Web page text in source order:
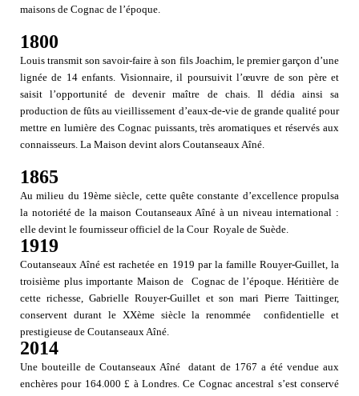
maisons de Cognac de l’époque.
1800
Louis transmit son savoir-faire à son fils Joachim, le premier garçon d’une
lignée de 14 enfants. Visionnaire, il poursuivit l’œuvre de son père et
saisit l’opportunité de devenir maître de chais. Il dédia ainsi sa
production de fûts au vieillissement d’eaux-de-vie de grande qualité pour
mettre en lumière des Cognac puissants, très aromatiques et réservés aux
connaisseurs. La Maison devint alors Coutanseaux Aîné.
1865
Au milieu du 19ème siècle, cette quête constante d’excellence propulsa
la notoriété de la maison Coutanseaux Aîné à un niveau international :
elle devint le fournisseur officiel de la Cour Royale de Suède.
1919
Coutanseaux Aîné est rachetée en 1919 par la famille Rouyer-Guillet, la
troisième plus importante Maison de Cognac de l’époque. Héritière de
cette richesse, Gabrielle Rouyer-Guillet et son mari Pierre Taittinger,
conservent durant le XXème siècle la renommée confidentielle et
prestigieuse de Coutanseaux Aîné.
2014
Une bouteille de Coutanseaux Aîné datant de 1767 a été vendue aux
enchères pour 164.000 £ à Londres. Ce Cognac ancestral s’est conservé